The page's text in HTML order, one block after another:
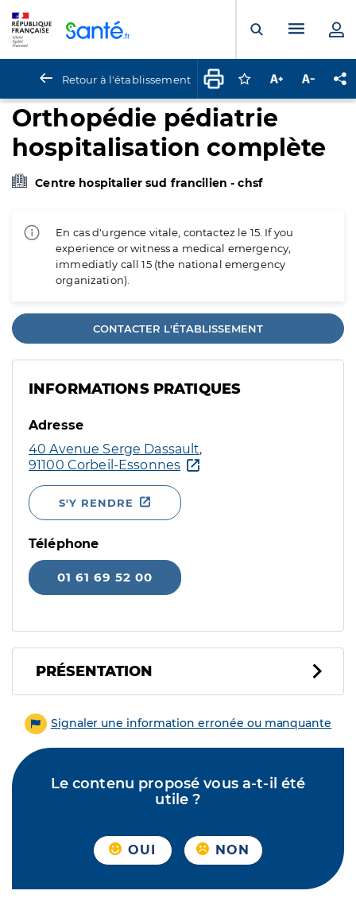
Ouvrir laMenu
Retour à l'établissement Connectez-vous
Augmenter la
Orthopédie pédiatrie
hospitalisation complète
Centre hospitalier sud francilien - chsf
En cas d'urgence vitale, contactez le 15. If you
experience or witness a medical emergency,
immediatly call 15 (the national emergency
organization).
CONTACTER L'ÉTABLISSEMENT
INFORMATIONS PRATIQUES
Adresse
40 Avenue Serge Dassault,
91100 Corbeil-Essonnes
S'Y RENDRE
Téléphone
01 61 69 52 00
PRÉSENTATION
Signaler une information erronée ou manquante
Le contenu proposé vous a-t-il été
utile ?
OUI NON